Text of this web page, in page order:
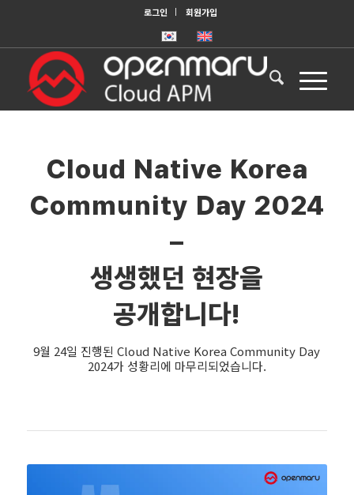
로그인 회원가입
Cloud Native Korea
Community Day 2024
–
생생했던 현장을
공개합니다!
9월 24일 진행된 Cloud Native Korea Community Day
2024가 성황리에 마무리되었습니다.